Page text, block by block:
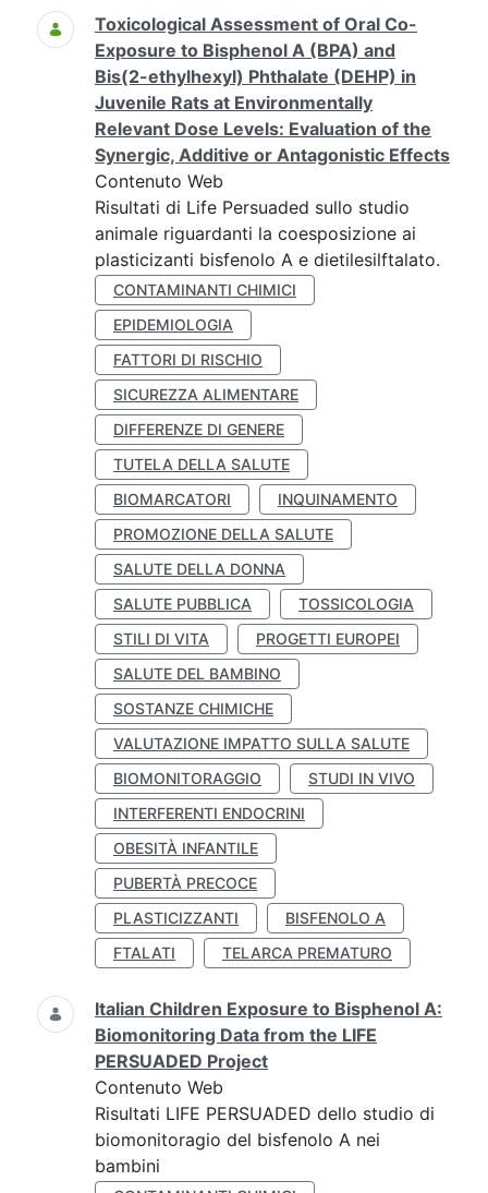
Toxicological Assessment of Oral Co-
Exposure to Bisphenol A (BPA) and
Bis(2-ethylhexyl) Phthalate (DEHP) in
Juvenile Rats at Environmentally
Relevant Dose Levels: Evaluation of the
Synergic, Additive or Antagonistic Effects
Contenuto Web
Risultati di Life Persuaded sullo studio
animale riguardanti la coesposizione ai
plasticizanti bisfenolo A e dietilesilftalato.
CONTAMINANTI CHIMICI
EPIDEMIOLOGIA
FATTORI DI RISCHIO
SICUREZZA ALIMENTARE
DIFFERENZE DI GENERE
TUTELA DELLA SALUTE
BIOMARCATORI
INQUINAMENTO
PROMOZIONE DELLA SALUTE
SALUTE DELLA DONNA
SALUTE PUBBLICA
TOSSICOLOGIA
STILI DI VITA
PROGETTI EUROPEI
SALUTE DEL BAMBINO
SOSTANZE CHIMICHE
VALUTAZIONE IMPATTO SULLA SALUTE
BIOMONITORAGGIO
STUDI IN VIVO
INTERFERENTI ENDOCRINI
OBESITÀ INFANTILE
PUBERTÀ PRECOCE
PLASTICIZZANTI
BISFENOLO A
FTALATI
TELARCA PREMATURO
Italian Children Exposure to Bisphenol A:
Biomonitoring Data from the LIFE
PERSUADED Project
Contenuto Web
Risultati LIFE PERSUADED dello studio di
biomonitoragio del bisfenolo A nei
bambini